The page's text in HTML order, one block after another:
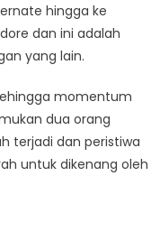
hingga ke
dan ini adalah
yang lain.
momentum
dua orang
terjadi dan peristiwa
untuk dikenang oleh